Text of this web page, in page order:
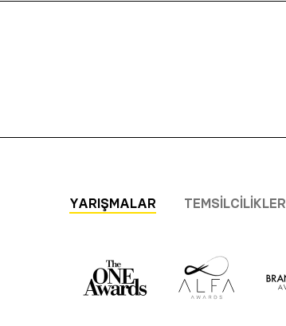
YARIŞMALAR TEMSILCILIKLER